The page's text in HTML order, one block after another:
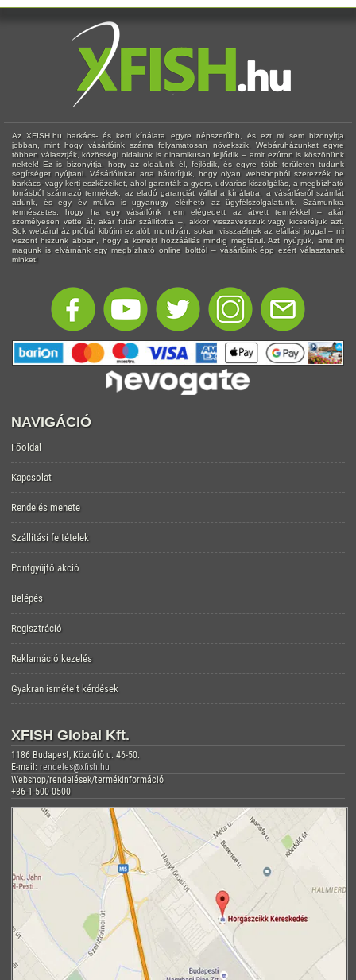
Az XFISH.hu barkács- és kerti kínálata egyre népszerűbb, és ezt mi sem bizonyítja
jobban, mint hogy vásárlóink száma folyamatosan növekszik. Webáruházunkat egyre
többen választják, közösségi oldalunk is dinamikusan fejlődik – amit ezúton is köszönünk
nektek! Ez is bizonyítja, hogy az oldalunk él, fejlődik, és egyre több területen tudunk
segítséget nyújtani. Vásárlóinkat arra bátorítjuk, hogy olyan webshopból szerezzék be
barkács- vagy kerti eszközeiket, ahol garantált a gyors, udvarias kiszolgálás, a megbízható
forrásból származó termékek, az eladó garanciát vállal a kínálatra, a vásárlásról számlát
adunk, és egy év múlva is ugyanúgy elérhető az ügyfélszolgálatunk. Számunkra
természetes, hogy ha egy vásárlónk nem elégedett az átvett termékkel – akár
személyesen vette át, akár futár szállította –, akkor visszavesszük vagy kicseréljük azt.
Sok webáruház próbál kibújni ez alól, mondván, sokan visszaélnek az elállási joggal – mi
viszont hiszünk abban, hogy a korrekt hozzáállás mindig megtérül. Azt nyújtjuk, amit mi
magunk is elvárnánk egy megbízható online bolttól – vásárlóink épp ezért választanak
minket!
NAVIGÁCIÓ
Főoldal
Kapcsolat
Rendelés menete
Szállítási feltételek
Pontgyűjtő akció
Belépés
Regisztráció
Reklamáció kezelés
Gyakran ismételt kérdések
XFISH Global Kft.
1186 Budapest, Közdűlő u. 46-50.
E-mail: rendeles@xfish.hu
Webshop/rendelések/termékinformáció
+36-1-500-0500